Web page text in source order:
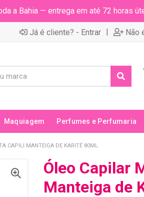
a Bahia — entrega em até 72 horas
Já é cliente? - Entrar | Não
Maquiagem Perfumes e Perfumaria
CAPILI MANTEIGA DE KARITÉ 80ML
Óleo Capilar
Manteiga de